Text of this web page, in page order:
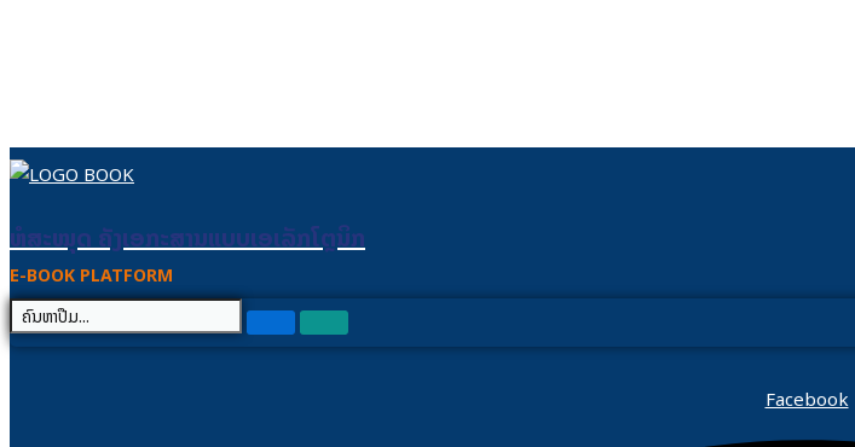
ຫໍສະໝຸດ ຄັງເອກະສານແບບເອເລັກໂຕຼນິກ
E-BOOK PLATFORM
Facebook